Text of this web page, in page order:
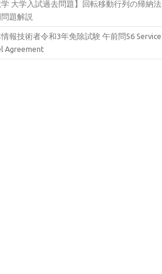
学 大学入試過去問題】回転移動行列の帰納法
題解説
報技術者令和3年免除試験 午前問56 Service
Agreement